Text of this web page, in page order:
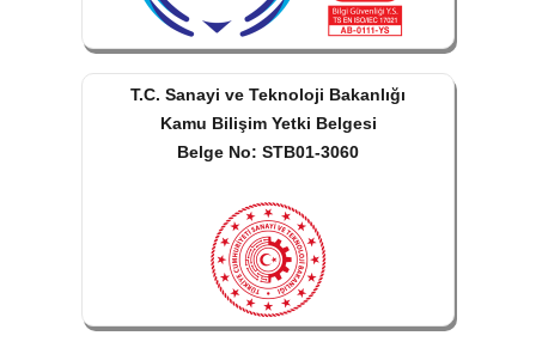
T.C. Sanayi ve Teknoloji Bakanlığı
Kamu Bilişim Yetki Belgesi
Belge No: STB01-3060